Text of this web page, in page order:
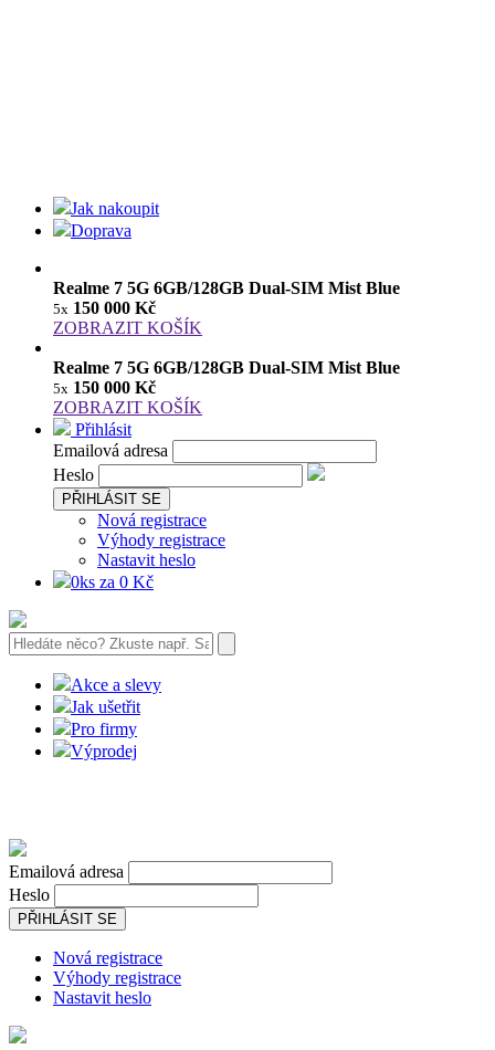
Jak nakoupit
Doprava
Realme 7 5G 6GB/128GB Dual-SIM Mist Blue
5x 150 000 Kč
ZOBRAZIT KOŠÍK
Realme 7 5G 6GB/128GB Dual-SIM Mist Blue
5x 150 000 Kč
ZOBRAZIT KOŠÍK
Přihlásit
Emailová adresa
Heslo
PŘIHLÁSIT SE
Nová registrace
Výhody registrace
Nastavit heslo
0ks za 0 Kč
Akce a slevy
Jak ušetřit
Pro firmy
Výprodej
Emailová adresa
Heslo
PŘIHLÁSIT SE
Nová registrace
Výhody registrace
Nastavit heslo